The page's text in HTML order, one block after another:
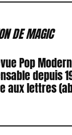
DE MAGIC
Pop
depuis
aux lettres